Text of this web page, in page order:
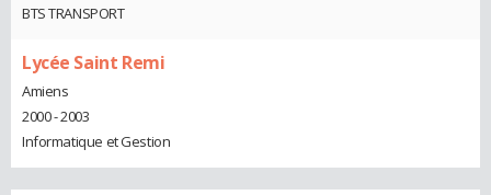
BTS TRANSPORT
Lycée Saint Remi
Amiens
2000 - 2003
Informatique et Gestion